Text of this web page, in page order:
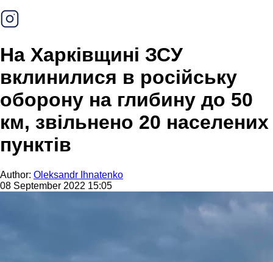
На Харківщині ЗСУ
вклинилися в російську
оборону на глибину до 50
км, звільнено 20 населених
пунктів
Author: Oleksandr Ihnatenko
08 September 2022 15:05